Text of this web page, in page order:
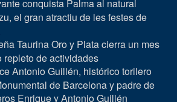
conquista Palma al natural
el gran atractiu de les festes de
Taurina Oro y Plata cierra un mes
repleto de actividades
Antonio Guillén, histórico torilero
de Barcelona y padre de
Enrique y Antonio Guillén